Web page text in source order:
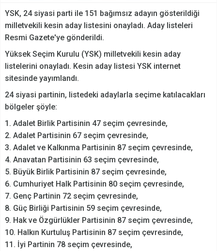
YSK, 24 siyasi parti ile 151 bağımsız adayın gösterildiği
milletvekili kesin aday listesini onayladı. Aday listeleri
Resmi Gazete'ye gönderildi.
Yüksek Seçim Kurulu (YSK) milletvekili kesin aday
listelerini onayladı. Kesin aday listesi YSK internet
sitesinde yayımlandı.
24 siyasi partinin, listedeki adaylarla seçime katılacakları
bölgeler şöyle:
1. Adalet Birlik Partisinin 47 seçim çevresinde,
2. Adalet Partisinin 67 seçim çevresinde,
3. Adalet ve Kalkınma Partisinin 87 seçim çevresinde,
4. Anavatan Partisinin 63 seçim çevresinde,
5. Büyük Birlik Partisinin 87 seçim çevresinde,
6. Cumhuriyet Halk Partisinin 80 seçim çevresinde,
7. Genç Partinin 72 seçim çevresinde,
8. Güç Birliği Partisinin 59 seçim çevresinde,
9. Hak ve Özgürlükler Partisinin 87 seçim çevresinde,
10. Halkın Kurtuluş Partisinin 87 seçim çevresinde,
11. İyi Partinin 78 seçim çevresinde,